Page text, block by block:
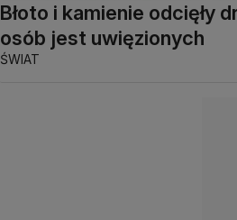
Błoto i kamienie odcięły
osób jest uwięzionych
ŚWIAT